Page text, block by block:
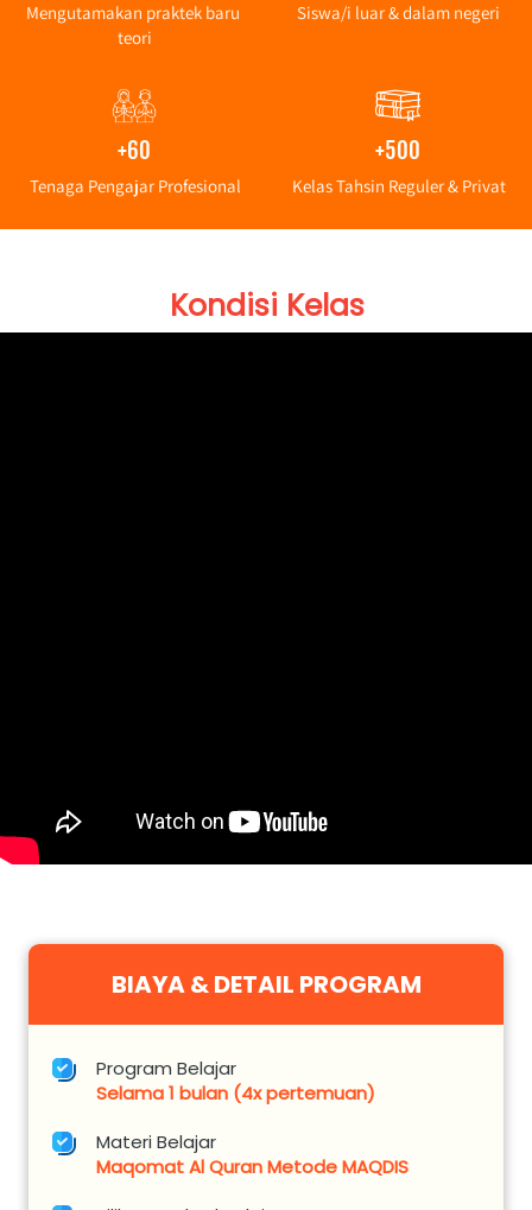
Mengutamakan praktek baru
teori
Siswa/i luar & dalam negeri
+60
Tenaga Pengajar Profesional
+500
Kelas Tahsin Reguler & Privat
Kondisi Kelas
BIAYA & DETAIL PROGRAM
Program Belajar
Selama 1 bulan (4x pertemuan)
Materi Belajar
Maqomat Al Quran Metode MAQDIS